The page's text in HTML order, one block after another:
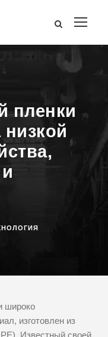
пленки
низкой
широко
изготовлен из
Известный своей